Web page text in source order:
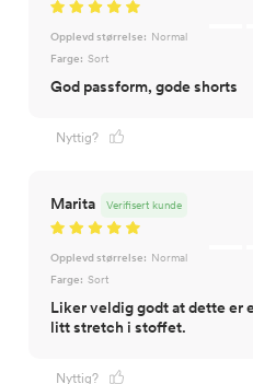
Opplevd størrelse: Normal
Farge: Sort
God passform, gode shorts
Nyttig?
Marita Verifisert kunde
Opplevd størrelse: Normal
Farge: Sort
Liker veldig godt at dette er
litt stretch i stoffet.
Nyttig?